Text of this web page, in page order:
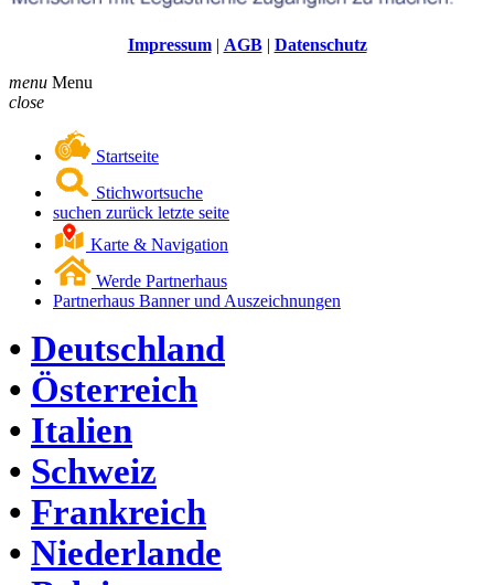
Impressum| AGB| Datenschutz
menu Menu
close
Startseite
Stichwortsuche
suchen zurück letzte seite
Karte & Navigation
Werde Partnerhaus
Partnerhaus Banner und Auszeichnungen
• Deutschland
• Österreich
• Italien
• Schweiz
• Frankreich
• Niederlande